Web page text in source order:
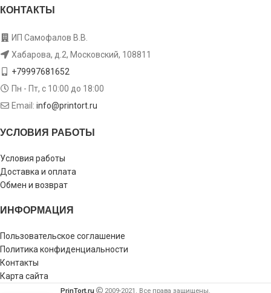
КОНТАКТЫ
ИП Самофалов В.В.
Хабарова, д.2, Московский, 108811
+79997681652
Пн - Пт, с 10:00 до 18:00
Email: info@printort.ru
УСЛОВИЯ РАБОТЫ
Условия работы
Доставка и оплата
Обмен и возврат
ИНФОРМАЦИЯ
Пользовательское соглашение
Политика конфиденциальности
Контакты
Карта сайта
PrinTort.ru 2009-2021. Все права защищены.